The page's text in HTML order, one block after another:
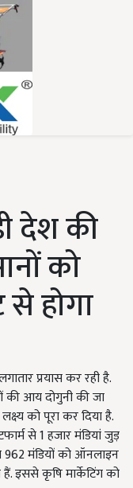
देश की
को
होगा
प्रयास कर रही है.
की आय दोगुनी की जा
को पूरा कर दिया है.
से 1 हजार मंडियां जुड़
962 मंडियों को ऑनलाइन
इससे कृषि मार्केटिंग को